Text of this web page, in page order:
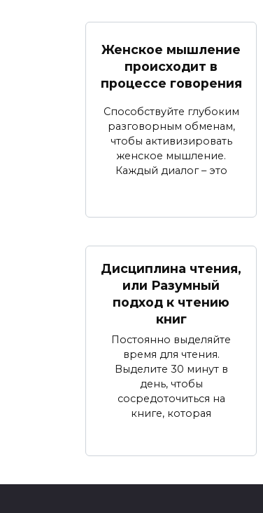
Женское мышление
происходит в
процессе говорения
Способствуйте глубоким
разговорным обменам,
чтобы активизировать
женское мышление.
Каждый диалог – это
Дисциплина чтения,
или Разумный
подход к чтению
книг
Постоянно выделяйте
время для чтения.
Выделите 30 минут в
день, чтобы
сосредоточиться на
книге, которая